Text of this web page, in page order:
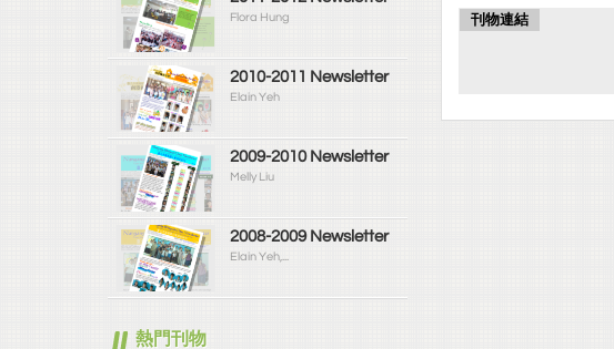
刊物連結
Flora Hung
2010-2011 Newsletter
Elain Yeh
2009-2010 Newsletter
Melly Liu
2008-2009 Newsletter
Elain Yeh,...
熱門刊物